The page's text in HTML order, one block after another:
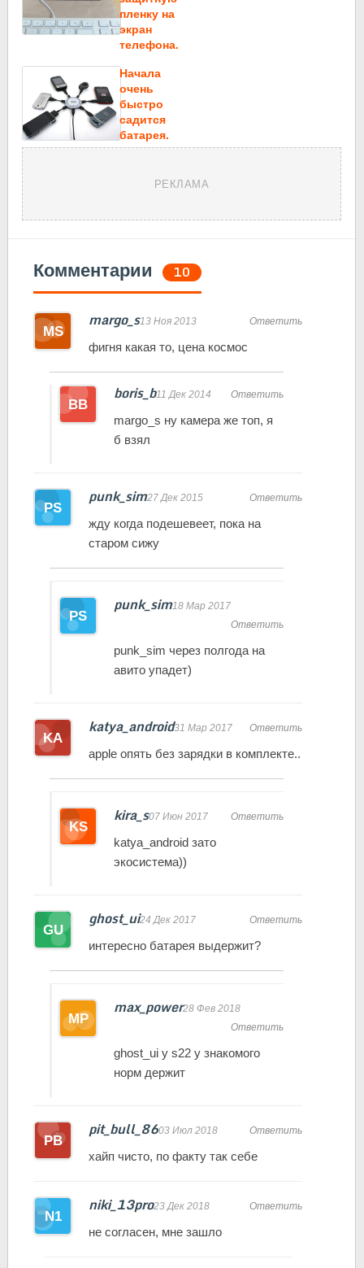
пленку на
экран
телефона.
Начала
очень
быстро
садится
батарея.
РЕКЛАМА
Комментарии 10
margo_s13 Ноя 2013 Ответить
фигня какая то, цена космос
boris_b11 Дек 2014 Ответить
margo_s ну камера же топ, я
б взял
punk_sim27 Дек 2015 Ответить
жду когда подешевеет, пока на
старом сижу
punk_sim18 Мар 2017
Ответить
punk_sim через полгода на
авито упадет)
katya_android31 Мар 2017 Ответить
apple опять без зарядки в комплекте..
kira_s07 Июн 2017 Ответить
katya_android зато
экосистема))
ghost_ui24 Дек 2017 Ответить
интересно батарея выдержит?
max_power28 Фев 2018
Ответить
ghost_ui у s22 у знакомого
норм держит
pit_bull_8603 Июл 2018 Ответить
хайп чисто, по факту так себе
niki_13pro23 Дек 2018 Ответить
не согласен, мне зашло